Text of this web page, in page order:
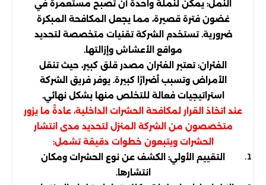
النمل: يمكن لنملة واحدة أن تصبح مستعمرة في
غضون فترة قصيرة، مما يجعل المكافحة المبكرة
ضرورية. تستخدم الشركة تقنيات متخصصة لتحديد
مواقع الأعشاش وإزالتها.
الفئران: تعتبر الفئران مصدر قلق كبير، حيث تنقل
الأمراض وتسبب أضرارًا كبيرة. يوفر فريق الشركة
استراتيجيات فعالة للتخلص منها بشكل نهائي.
عند اتخاذ القرار لمكافحة الحشرات الداخلية، عادةً ما يزور
متخصصون من الشركة المنزل لتحديد مدى انتشار
الحشرات ويتبعون خطوات دقيقة تشمل:
التقييم الأولي: الكشف عن نوع الحشرات ومكان
انتشارها.